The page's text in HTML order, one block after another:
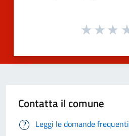
Contatta il comune
Leggi le domande frequenti